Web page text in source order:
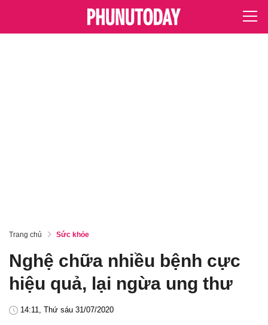
Trang chủ Sức khỏe
Nghệ chữa nhiều bệnh cực
hiệu quả, lại ngừa ung thư
14:11, Thứ sáu 31/07/2020